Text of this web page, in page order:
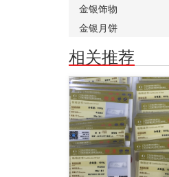
金银饰物
金银月饼
相关推荐